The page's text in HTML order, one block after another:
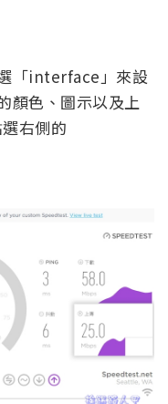
「interface」來設
顏色、圖示以及上
右側的